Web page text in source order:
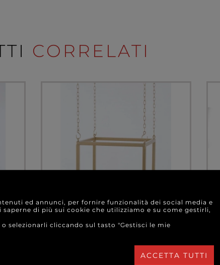
CORRELATI
ed annunci, per fornire funzionalità dei social media e
di più sui cookie che utilizziamo e su come gestirli,
selezionarli cliccando sul tasto "Gestisci le mie
ACCETTA TUTTI